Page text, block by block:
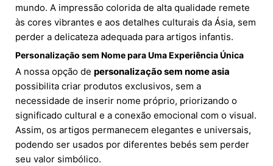
mundo. A impressão colorida de alta qualidade remete
às cores vibrantes e aos detalhes culturais da Ásia, sem
perder a delicateza adequada para artigos infantis.
Personalização sem Nome para Uma Experiência Única
A nossa opção de personalização sem nome asia
possibilita criar produtos exclusivos, sem a
necessidade de inserir nome próprio, priorizando o
significado cultural e a conexão emocional com o visual.
Assim, os artigos permanecem elegantes e universais,
podendo ser usados por diferentes bebés sem perder
seu valor simbólico.